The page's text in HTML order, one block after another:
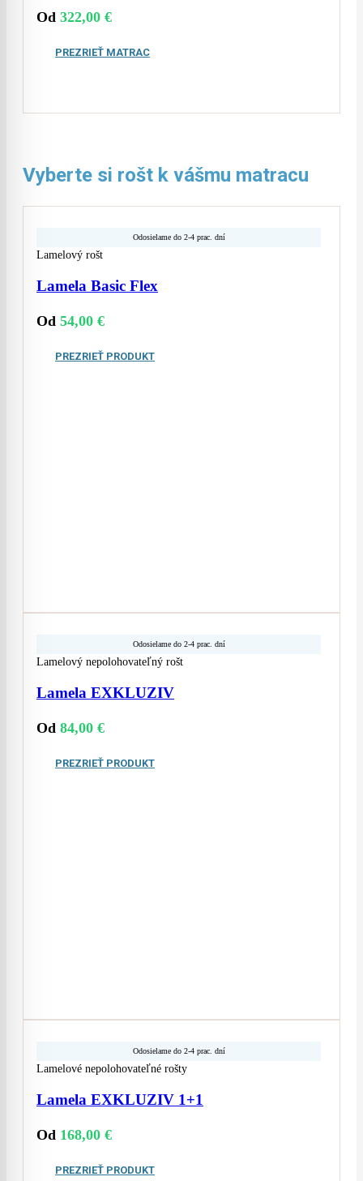
Od 322,00 €
PREZRIEŤ MATRAC
Vyberte si rošt k vášmu matracu
Odosielame do 2-4 prac. dní
Lamelový rošt
Lamela Basic Flex
Od 54,00 €
PREZRIEŤ PRODUKT
Odosielame do 2-4 prac. dní
Lamelový nepolohovateľný rošt
Lamela EXKLUZIV
Od 84,00 €
PREZRIEŤ PRODUKT
Odosielame do 2-4 prac. dní
Lamelové nepolohovateľné rošty
Lamela EXKLUZIV 1+1
Od 168,00 €
PREZRIEŤ PRODUKT